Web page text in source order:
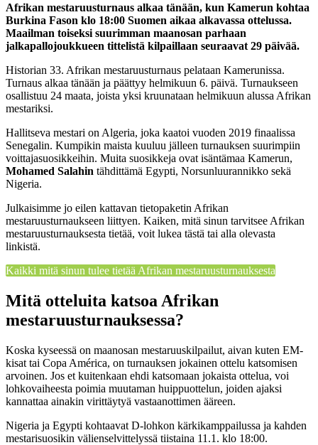
Afrikan mestaruusturnaus alkaa tänään, kun Kamerun kohtaa
Burkina Fason klo 18:00 Suomen aikaa alkavassa ottelussa.
Maailman toiseksi suurimman maanosan parhaan
jalkapallojoukkueen tittelistä kilpaillaan seuraavat 29 päivää.
Historian 33. Afrikan mestaruusturnaus pelataan Kamerunissa.
Turnaus alkaa tänään ja päättyy helmikuun 6. päivä. Turnaukseen
osallistuu 24 maata, joista yksi kruunataan helmikuun alussa Afrikan
mestariksi.
Hallitseva mestari on Algeria, joka kaatoi vuoden 2019 finaalissa
Senegalin. Kumpikin maista kuuluu jälleen turnauksen suurimpiin
voittajasuosikkeihin. Muita suosikkeja ovat isäntämaa Kamerun,
Mohamed Salahin tähdittämä Egypti, Norsunluurannikko sekä
Nigeria.
Julkaisimme jo eilen kattavan tietopaketin Afrikan
mestaruusturnaukseen liittyen. Kaiken, mitä sinun tarvitsee Afrikan
mestaruusturnauksesta tietää, voit lukea tästä tai alla olevasta
linkistä.
Kaikki mitä sinun tulee tietää Afrikan mestaruusturnauksesta
Mitä otteluita katsoa Afrikan
mestaruusturnauksessa?
Koska kyseessä on maanosan mestaruuskilpailut, aivan kuten EM-
kisat tai Copa América, on turnauksen jokainen ottelu katsomisen
arvoinen. Jos et kuitenkaan ehdi katsomaan jokaista ottelua, voi
lohkovaiheesta poimia muutaman huippuottelun, joiden ajaksi
kannattaa ainakin virittäytyä vastaanottimen ääreen.
Nigeria ja Egypti kohtaavat D-lohkon kärkikamppailussa ja kahden
mestarisuosikin välienselvittelyssä tiistaina 11.1. klo 18:00.